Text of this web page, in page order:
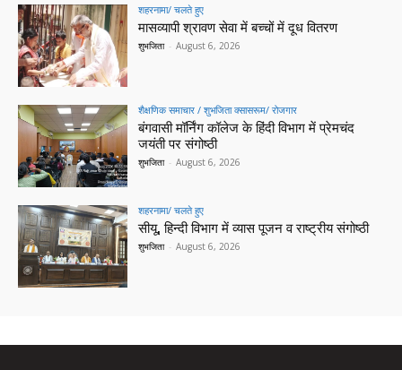
शहरनामा/ चलते हुए
मासव्यापी श्रावण सेवा में बच्चों में दूध वितरण
शुभजिता - August 6, 2026
शैक्षणिक समाचार / शुभजिता क्सासरूम/ रोजगार
बंगवासी मॉर्निंग कॉलेज के हिंदी विभाग में प्रेमचंद
जयंती पर संगोष्ठी
शुभजिता - August 6, 2026
शहरनामा/ चलते हुए
सीयू, हिन्दी विभाग में व्यास पूजन व राष्ट्रीय संगोष्ठी
शुभजिता - August 6, 2026